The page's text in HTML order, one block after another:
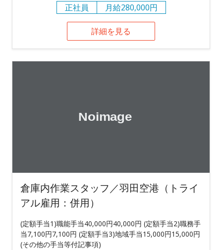
正社員
月給280,000円
詳細を見る
倉庫内作業スタッフ／羽田空港（トライ
アル雇用：併用）
(定額手当1)職能手当40,000円40,000円 (定額手当2)職務手
当7,100円7,100円 (定額手当3)地域手当15,000円15,000円
(その他の手当等付記事項)